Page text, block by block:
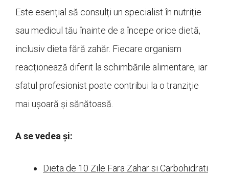
Este esențial să consulți un specialist în nutriție
sau medicul tău înainte de a începe orice dietă,
inclusiv dieta fără zahăr. Fiecare organism
reacționează diferit la schimbările alimentare, iar
sfatul profesionist poate contribui la o tranziție
mai ușoară și sănătoasă.
A se vedea și:
Dieta de 10 Zile Fara Zahar si Carbohidrati